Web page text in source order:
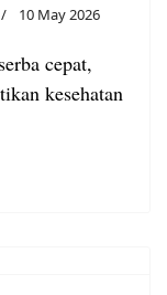
10 May 2026
cepat,
kesehatan